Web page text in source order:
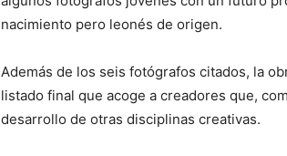
nacimiento pero leonés de origen.
Además de los seis fotógrafos citados, la
listado final que acoge a creadores que,
desarrollo de otras disciplinas creativas.